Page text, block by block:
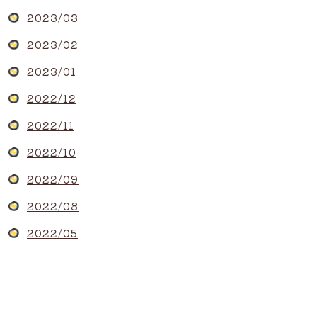
2023/03
2023/02
2023/01
2022/12
2022/11
2022/10
2022/09
2022/08
2022/05